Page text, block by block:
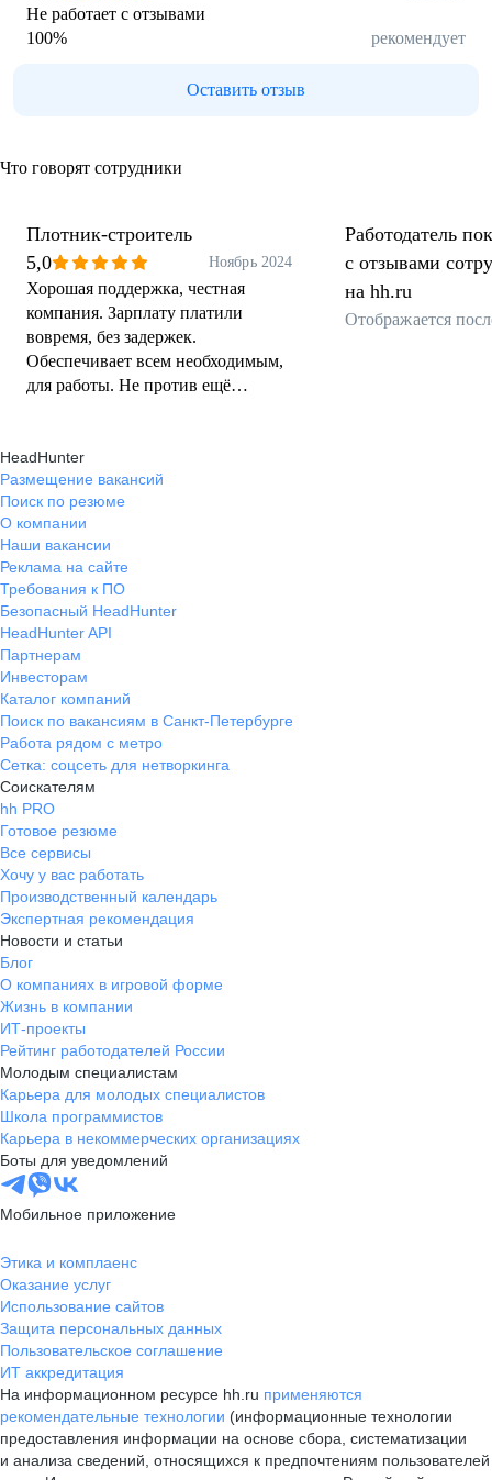
Не работает с отзывами
100% рекомендует
Оставить отзыв
Что говорят сотрудники
Плотник-строитель
5,0
Ноябрь 2024
Хорошая поддержка, честная
компания. Зарплату платили
вовремя, без задержек.
Обеспечивает всем необходимым,
для работы. Не против ещё
Работодатель
с отзывами
на hh.ru
Отображается
HeadHunter
Размещение вакансий
Поиск по резюме
О компании
Наши вакансии
Реклама на сайте
Требования к ПО
Безопасный HeadHunter
HeadHunter API
Партнерам
Инвесторам
Каталог компаний
Поиск по вакансиям в Санкт-Петербурге
Работа рядом с метро
Сетка: соцсеть для нетворкинга
Соискателям
hh PRO
Готовое резюме
Все сервисы
Хочу у вас работать
Производственный календарь
Экспертная рекомендация
Новости и статьи
Блог
О компаниях в игровой форме
Жизнь в компании
ИТ-проекты
Рейтинг работодателей России
Молодым специалистам
Карьера для молодых специалистов
Школа программистов
Карьера в некоммерческих организациях
Боты для уведомлений
Мобильное приложение
Этика и комплаенс
Оказание услуг
Использование сайтов
Защита персональных данных
Пользовательское соглашение
ИТ аккредитация
На информационном ресурсе hh.ru применяются
рекомендательные технологии (информационные технологии
предоставления информации на основе сбора, систематизации
и анализа сведений, относящихся к предпочтениям пользователей